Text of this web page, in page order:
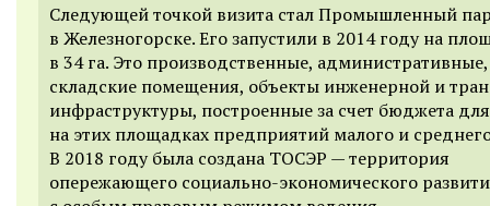
Следующей точкой визита стал Промышленный
в Железногорске. Его запустили в 2014 году на
в 34 га. Это производственные, административные,
складские помещения, объекты инженерной и
инфраструктуры, построенные за счет бюджета
на этих площадках предприятий малого и
В 2018 году была создана ТОСЭР — территория
опережающего социально-экономического